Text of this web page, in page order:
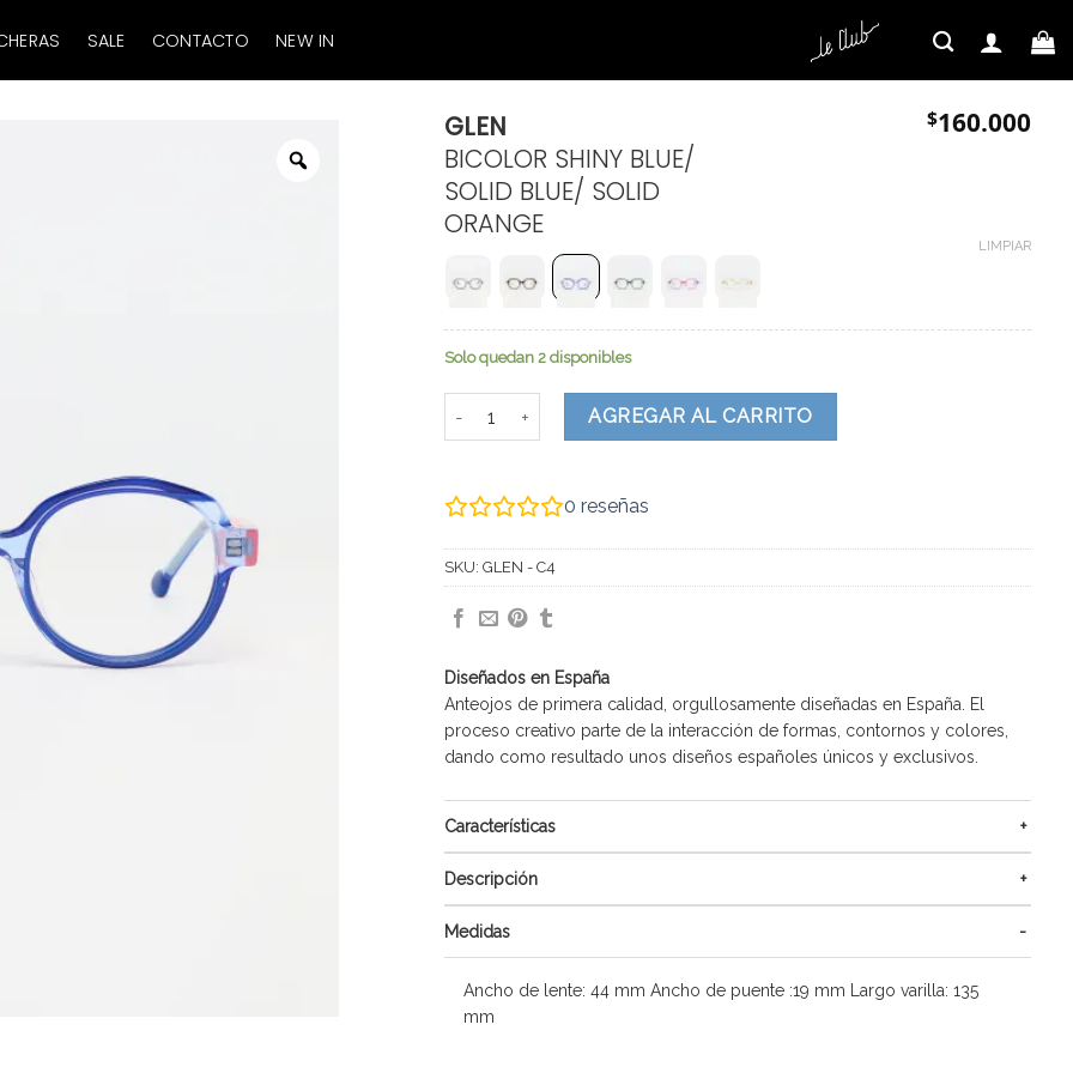
SALE CONTACTO NEW IN
GLEN
BICOLOR SHINY BLUE/
SOLID BLUE/ SOLID
ORANGE
$160.000
LIMPIAR
Solo quedan 2 disponibles
AGREGAR AL CARRITO
0 reseñas
SKU: GLEN - C4
Diseñados en España
Anteojos de primera calidad, orgullosamente diseñadas en España. El
proceso creativo parte de la interacción de formas, contornos y colores,
dando como resultado unos diseños españoles únicos y exclusivos.
Características
Descripción
Medidas
Ancho de lente: 44 mm Ancho de puente :19 mm Largo varilla: 135
mm